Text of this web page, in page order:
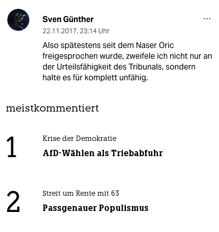
Sven Günther
22.11.2017, 23:14 Uhr
Also spätestens seit dem Naser Oric
freigesprochen wurde, zweifele ich nicht nur an
der Urteilsfähigkeit des Tribunals, sondern
halte es für komplett unfähig.
meistkommentiert
1 Krise der Demokratie
AfD-Wählen als Triebabfuhr
2 Streit um Rente mit 63
Passgenauer Populismus